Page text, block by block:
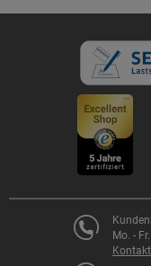
Mo. -